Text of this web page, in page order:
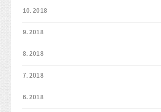
10. 2018
9. 2018
8. 2018
7. 2018
6. 2018